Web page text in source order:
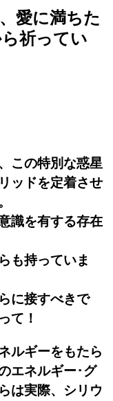
愛に満ちた
祈ってい
この特別な惑星
ッドを定着させ
識を有する存在
も持っていま
に接すべきで
て！
ルギーをもたら
エネルギー･グ
は実際、シリウ